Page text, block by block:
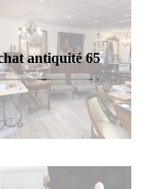
antiquité 65